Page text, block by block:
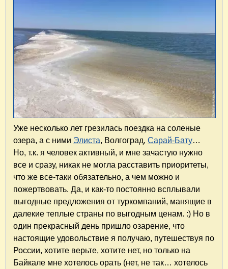
Уже несколько лет грезилась поездка на соленые
озера, а с ними Элиста, Волгоград, Сарай-Бату…
Но, т.к. я человек активный, и мне зачастую нужно
все и сразу, никак не могла расставить приоритеты,
что же все-таки обязательно, а чем можно и
пожертвовать. Да, и как-то постоянно всплывали
выгодные предложения от туркомпаний, манящие в
далекие теплые страны по выгодным ценам. :) Но в
один прекрасный день пришло озарение, что
настоящие удовольствие я получаю, путешествуя по
России, хотите верьте, хотите нет, но только на
Байкале мне хотелось орать (нет, не так… хотелось